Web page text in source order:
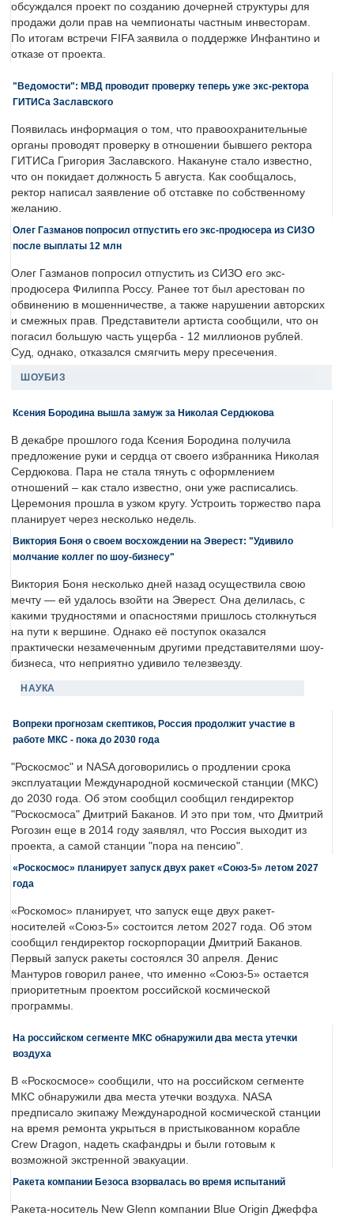
обсуждался проект по созданию дочерней структуры для
продажи доли прав на чемпионаты частным инвесторам.
По итогам встречи FIFA заявила о поддержке Инфантино и
отказе от проекта.
"Ведомости": МВД проводит проверку теперь уже экс-ректора
ГИТИСа Заславского
Появилась информация о том, что правоохранительные
органы проводят проверку в отношении бывшего ректора
ГИТИСа Григория Заславского. Накануне стало известно,
что он покидает должность 5 августа. Как сообщалось,
ректор написал заявление об отставке по собственному
желанию.
Олег Газманов попросил отпустить его экс-продюсера из СИЗО
после выплаты 12 млн
Олег Газманов попросил отпустить из СИЗО его экс-
продюсера Филиппа Россу. Ранее тот был арестован по
обвинению в мошенничестве, а также нарушении авторских
и смежных прав. Представители артиста сообщили, что он
погасил большую часть ущерба - 12 миллионов рублей.
Суд, однако, отказался смягчить меру пресечения.
ШОУБИЗ
Ксения Бородина вышла замуж за Николая Сердюкова
В декабре прошлого года Ксения Бородина получила
предложение руки и сердца от своего избранника Николая
Сердюкова. Пара не стала тянуть с оформлением
отношений – как стало известно, они уже расписались.
Церемония прошла в узком кругу. Устроить торжество пара
планирует через несколько недель.
Виктория Боня о своем восхождении на Эверест: "Удивило
молчание коллег по шоу-бизнесу"
Виктория Боня несколько дней назад осуществила свою
мечту — ей удалось взойти на Эверест. Она делилась, с
какими трудностями и опасностями пришлось столкнуться
на пути к вершине. Однако её поступок оказался
практически незамеченным другими представителями шоу-
бизнеса, что неприятно удивило телезвезду.
НАУКА
Вопреки прогнозам скептиков, Россия продолжит участие в
работе МКС - пока до 2030 года
"Роскосмос" и NASA договорились о продлении срока
эксплуатации Международной космической станции (МКС)
до 2030 года. Об этом сообщил сообщил гендиректор
"Роскосмоса" Дмитрий Баканов. И это при том, что Дмитрий
Рогозин еще в 2014 году заявлял, что Россия выходит из
проекта, а самой станции "пора на пенсию".
«Роскосмос» планирует запуск двух ракет «Союз-5» летом 2027
года
«Роскомос» планирует, что запуск еще двух ракет-
носителей «Союз-5» состоится летом 2027 года. Об этом
сообщил гендиректор госкорпорации Дмитрий Баканов.
Первый запуск ракеты состоялся 30 апреля. Денис
Мантуров говорил ранее, что именно «Союз-5» остается
приоритетным проектом российской космической
программы.
На российском сегменте МКС обнаружили два места утечки
воздуха
В «Роскосмосе» сообщили, что на российском сегменте
МКС обнаружили два места утечки воздуха. NASA
предписало экипажу Международной космической станции
на время ремонта укрыться в пристыкованном корабле
Crew Dragon, надеть скафандры и были готовым к
возможной экстренной эвакуации.
Ракета компании Безоса взорвалась во время испытаний
Ракета-носитель New Glenn компании Blue Origin Джеффа